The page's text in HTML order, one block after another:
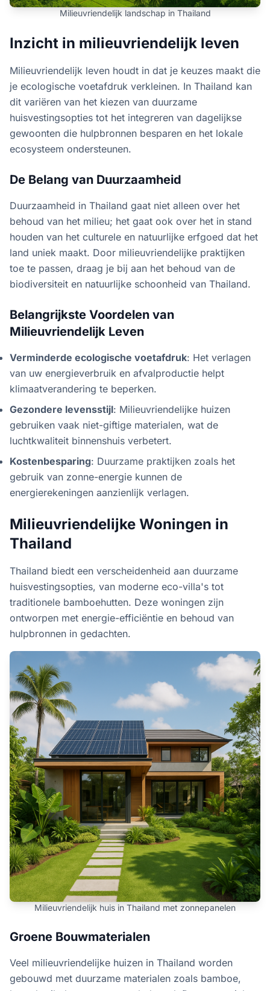
Milieuvriendelijk landschap in Thailand
Inzicht in milieuvriendelijk leven
Milieuvriendelijk leven houdt in dat je keuzes maakt die
je ecologische voetafdruk verkleinen. In Thailand kan
dit variëren van het kiezen van duurzame
huisvestingsopties tot het integreren van dagelijkse
gewoonten die hulpbronnen besparen en het lokale
ecosysteem ondersteunen.
De Belang van Duurzaamheid
Duurzaamheid in Thailand gaat niet alleen over het
behoud van het milieu; het gaat ook over het in stand
houden van het culturele en natuurlijke erfgoed dat het
land uniek maakt. Door milieuvriendelijke praktijken
toe te passen, draag je bij aan het behoud van de
biodiversiteit en natuurlijke schoonheid van Thailand.
Belangrijkste Voordelen van
Milieuvriendelijk Leven
Verminderde ecologische voetafdruk: Het verlagen
van uw energieverbruik en afvalproductie helpt
klimaatverandering te beperken.
Gezondere levensstijl: Milieuvriendelijke huizen
gebruiken vaak niet-giftige materialen, wat de
luchtkwaliteit binnenshuis verbetert.
Kostenbesparing: Duurzame praktijken zoals het
gebruik van zonne-energie kunnen de
energierekeningen aanzienlijk verlagen.
Milieuvriendelijke Woningen in
Thailand
Thailand biedt een verscheidenheid aan duurzame
huisvestingsopties, van moderne eco-villa's tot
traditionele bamboehutten. Deze woningen zijn
ontworpen met energie-efficiëntie en behoud van
hulpbronnen in gedachten.
Milieuvriendelijk huis in Thailand met zonnepanelen
Groene Bouwmaterialen
Veel milieuvriendelijke huizen in Thailand worden
gebouwd met duurzame materialen zoals bamboe,